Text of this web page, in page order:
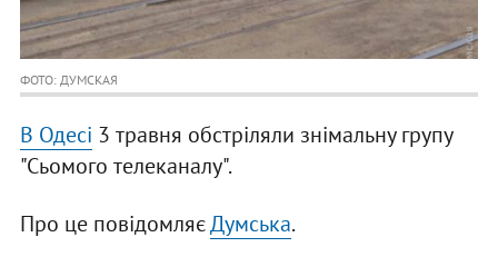
ФОТО: ДУМСКАЯ
В Одесі 3 травня обстріляли знімальну групу
"Сьомого телеканалу".
Про це повідомляєДумська.